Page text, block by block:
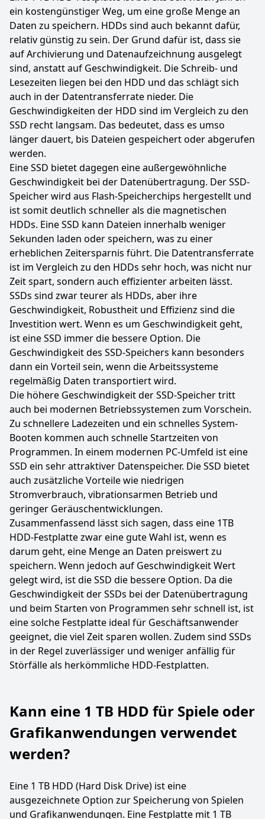
ein kostengünstiger Weg, um eine große Menge an
Daten zu speichern. HDDs sind auch bekannt dafür,
relativ günstig zu sein. Der Grund dafür ist, dass sie
auf Archivierung und Datenaufzeichnung ausgelegt
sind, anstatt auf Geschwindigkeit. Die Schreib- und
Lesezeiten liegen bei den HDD und das schlägt sich
auch in der Datentransferrate nieder. Die
Geschwindigkeiten der HDD sind im Vergleich zu den
SSD recht langsam. Das bedeutet, dass es umso
länger dauert, bis Dateien gespeichert oder abgerufen
werden.
Eine SSD bietet dagegen eine außergewöhnliche
Geschwindigkeit bei der Datenübertragung. Der SSD-
Speicher wird aus Flash-Speicherchips hergestellt und
ist somit deutlich schneller als die magnetischen
HDDs. Eine SSD kann Dateien innerhalb weniger
Sekunden laden oder speichern, was zu einer
erheblichen Zeitersparnis führt. Die Datentransferrate
ist im Vergleich zu den HDDs sehr hoch, was nicht nur
Zeit spart, sondern auch effizienter arbeiten lässt.
SSDs sind zwar teurer als HDDs, aber ihre
Geschwindigkeit, Robustheit und Effizienz sind die
Investition wert. Wenn es um Geschwindigkeit geht,
ist eine SSD immer die bessere Option. Die
Geschwindigkeit des SSD-Speichers kann besonders
dann ein Vorteil sein, wenn die Arbeitssysteme
regelmäßig Daten transportiert wird.
Die höhere Geschwindigkeit der SSD-Speicher tritt
auch bei modernen Betriebssystemen zum Vorschein.
Zu schnellere Ladezeiten und ein schnelles System-
Booten kommen auch schnelle Startzeiten von
Programmen. In einem modernen PC-Umfeld ist eine
SSD ein sehr attraktiver Datenspeicher. Die SSD bietet
auch zusätzliche Vorteile wie niedrigen
Stromverbrauch, vibrationsarmen Betrieb und
geringer Geräuschentwicklungen.
Zusammenfassend lässt sich sagen, dass eine 1TB
HDD-Festplatte zwar eine gute Wahl ist, wenn es
darum geht, eine Menge an Daten preiswert zu
speichern. Wenn jedoch auf Geschwindigkeit Wert
gelegt wird, ist die SSD die bessere Option. Da die
Geschwindigkeit der SSDs bei der Datenübertragung
und beim Starten von Programmen sehr schnell ist, ist
eine solche Festplatte ideal für Geschäftsanwender
geeignet, die viel Zeit sparen wollen. Zudem sind SSDs
in der Regel zuverlässiger und weniger anfällig für
Störfälle als herkömmliche HDD-Festplatten.
Kann eine 1 TB HDD für Spiele oder
Grafikanwendungen verwendet
werden?
Eine 1 TB HDD (Hard Disk Drive) ist eine
ausgezeichnete Option zur Speicherung von Spielen
und Grafikanwendungen. Eine Festplatte mit 1 TB